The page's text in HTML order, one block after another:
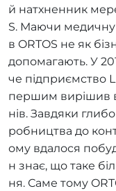
й натхненник
S. Маючи медичну
в ORTOS не як
допомагають. У
че підприємство
першим вирішив
нів. Завдяки
робництва до
ому вдалося
н знає, що таке
ня. Саме тому